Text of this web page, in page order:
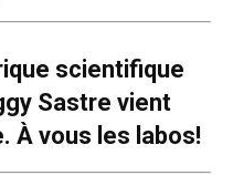
scientifique
Sastre vient
À vous les labos!